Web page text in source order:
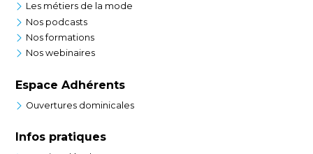
Les métiers de la mode
Nos podcasts
Nos formations
Nos webinaires
Espace Adhérents
Ouvertures dominicales
Infos pratiques